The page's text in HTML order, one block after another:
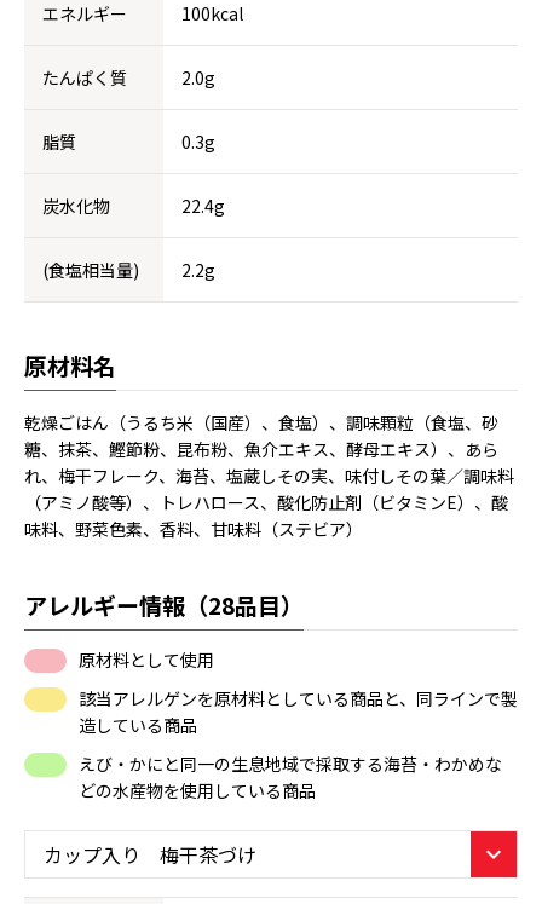
エネルギー 100kcal
たんぱく質 2.0g
脂質 0.3g
炭水化物 22.4g
(食塩相当量) 2.2g
原材料名
乾燥ごはん（うるち米（国産）、食塩）、調味顆粒（食塩、砂
糖、抹茶、鰹節粉、昆布粉、魚介エキス、酵母エキス）、あら
れ、梅干フレーク、海苔、塩蔵しその実、味付しその葉／調味料
（アミノ酸等）、トレハロース、酸化防止剤（ビタミンE）、酸
味料、野菜色素、香料、甘味料（ステビア）
アレルギー情報（28品目）
原材料として使用
該当アレルゲンを原材料としている商品と、同ラインで製
造している商品
えび・かにと同一の生息地域で採取する海苔・わかめな
どの水産物を使用している商品